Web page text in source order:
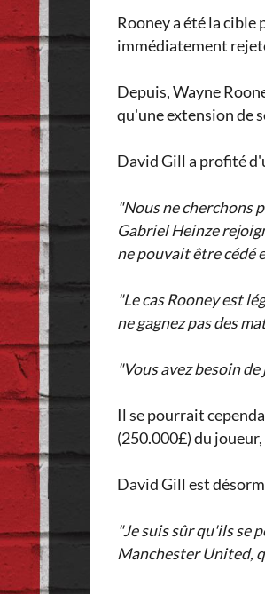
Rooney a été la cible
immédiatement
Depuis, Wayne
qu'une extension de
David Gill a profité
"Nous ne cherchons
Gabriel Heinze
ne pouvait être cédé
"Le cas Rooney est
ne gagnez pas des
"Vous avez besoin
Il se pourrait
(250.000£) du
David Gill est
"Je suis sûr qu'ils se
Manchester United,